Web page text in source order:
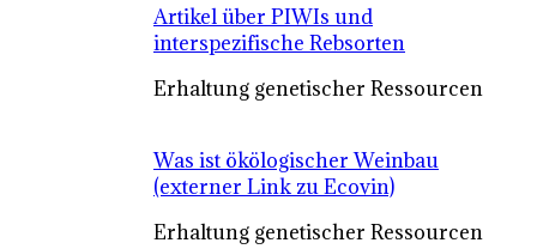
Artikel über PIWIs und
interspezifische Rebsorten
Erhaltung genetischer Ressourcen
Was ist ökölogischer Weinbau
(externer Link zu Ecovin)
Erhaltung genetischer Ressourcen